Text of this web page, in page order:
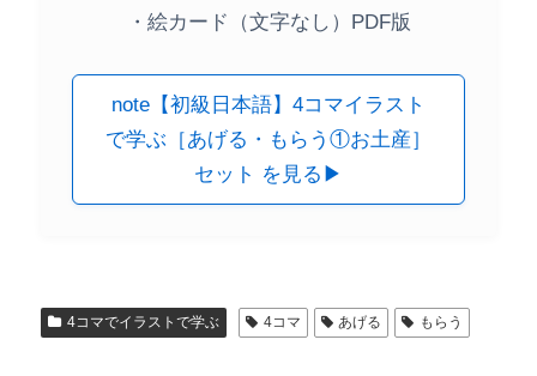
・絵カード（文字なし）PDF版
note【初級日本語】4コマイラスト
で学ぶ［あげる・もらう①お土産］
セット を見る▶︎
4コマでイラストで学ぶ 4コマ あげる もらう